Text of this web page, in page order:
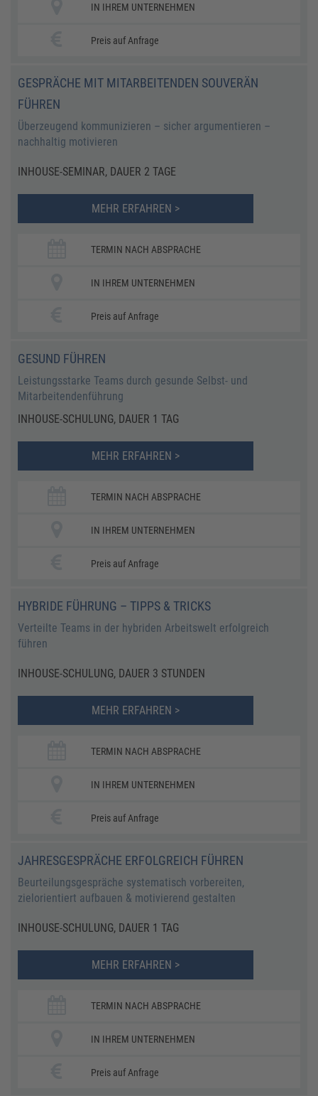
IN IHREM UNTERNEHMEN
Preis auf Anfrage
GESPRÄCHE MIT MITARBEITENDEN SOUVERÄN
FÜHREN
Überzeugend kommunizieren – sicher argumentieren –
nachhaltig motivieren
INHOUSE-SEMINAR, DAUER 2 TAGE
MEHR ERFAHREN >
TERMIN NACH ABSPRACHE
IN IHREM UNTERNEHMEN
Preis auf Anfrage
GESUND FÜHREN
Leistungsstarke Teams durch gesunde Selbst- und
Mitarbeitendenführung
INHOUSE-SCHULUNG, DAUER 1 TAG
MEHR ERFAHREN >
TERMIN NACH ABSPRACHE
IN IHREM UNTERNEHMEN
Preis auf Anfrage
HYBRIDE FÜHRUNG – TIPPS & TRICKS
Verteilte Teams in der hybriden Arbeitswelt erfolgreich
führen
INHOUSE-SCHULUNG, DAUER 3 STUNDEN
MEHR ERFAHREN >
TERMIN NACH ABSPRACHE
IN IHREM UNTERNEHMEN
Preis auf Anfrage
JAHRESGESPRÄCHE ERFOLGREICH FÜHREN
Beurteilungsgespräche systematisch vorbereiten,
zielorientiert aufbauen & motivierend gestalten
INHOUSE-SCHULUNG, DAUER 1 TAG
MEHR ERFAHREN >
TERMIN NACH ABSPRACHE
IN IHREM UNTERNEHMEN
Preis auf Anfrage